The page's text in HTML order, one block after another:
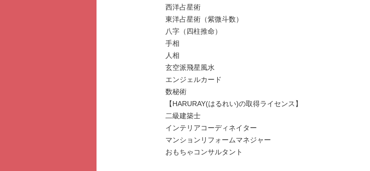
西洋占星術
東洋占星術（紫微斗数）
八字（四柱推命）
手相
人相
玄空派飛星風水
エンジェルカード
数秘術
【HARURAY(はるれい)の取得ライセンス】
二級建築士
インテリアコーディネイター
マンションリフォームマネジャー
おもちゃコンサルタント